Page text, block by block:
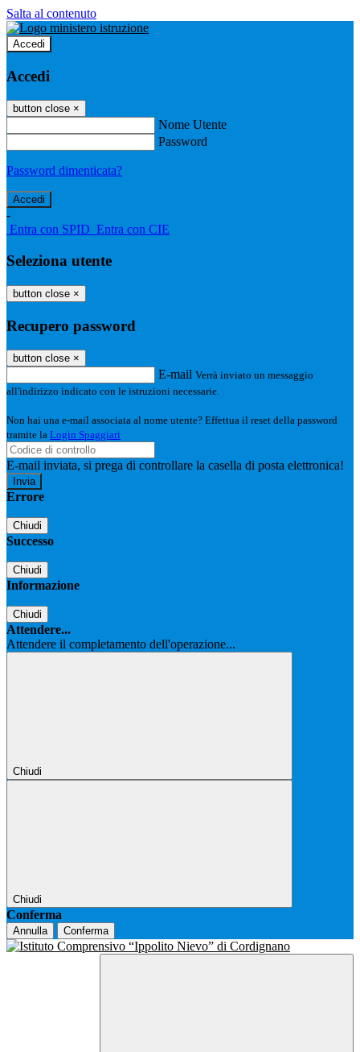
Salta al contenuto
Accedi
Accedi
button close ×
Nome Utente
Password
Password dimenticata?
-
Entra con SPID Entra con CIE
Seleziona utente
button close ×
Recupero password
button close ×
E-mail Verrà inviato un messaggio
all'indirizzo indicato con le istruzioni necessarie.
Non hai una e-mail associata al nome utente? Effettua il reset della password
tramite la Login Spaggiari
E-mail inviata, si prega di controllare la casella di posta elettronica!
Errore
Chiudi
Successo
Chiudi
Informazione
Chiudi
Attendere...
Attendere il completamento dell'operazione...
Chiudi
Chiudi
Conferma
Annulla Conferma